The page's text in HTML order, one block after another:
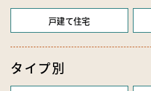
戸建て住宅
タイプ別